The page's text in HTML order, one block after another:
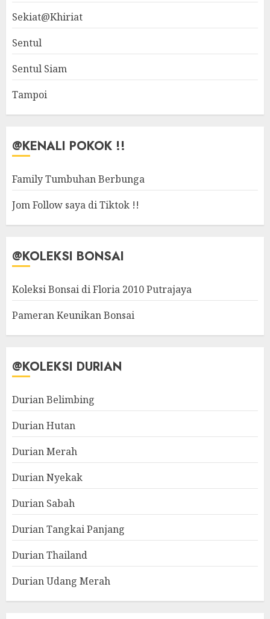
Sekiat@Khiriat
Sentul
Sentul Siam
Tampoi
@KENALI POKOK !!
Family Tumbuhan Berbunga
Jom Follow saya di Tiktok !!
@KOLEKSI BONSAI
Koleksi Bonsai di Floria 2010 Putrajaya
Pameran Keunikan Bonsai
@KOLEKSI DURIAN
Durian Belimbing
Durian Hutan
Durian Merah
Durian Nyekak
Durian Sabah
Durian Tangkai Panjang
Durian Thailand
Durian Udang Merah